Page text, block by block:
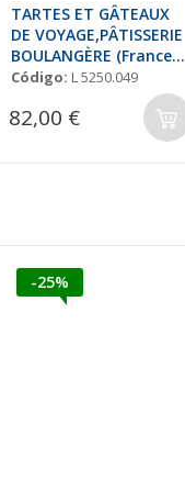
TARTES ET GÂTEAUX
DE VOYAGE,PÂTISSERIE
BOULANGÈRE (Frances-
Ingles)
Código: L 5250.049
82,00 €
-25%